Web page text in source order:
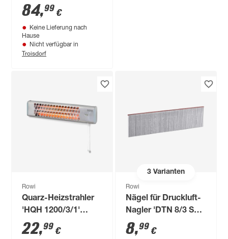
schwarz 2000 W
84,99 €
Keine Lieferung nach
Hause
Nicht verfügbar in
Troisdorf
Rowi
Quarz-Heizstrahler
'HQH 1200/3/1'
Infrarot 1200 W
22,99 €
3Varianten
Rowi
Nägel für Druckluft-
Nagler 'DTN 8/3 Set'
20 mm 2500 Stück
8,99 €